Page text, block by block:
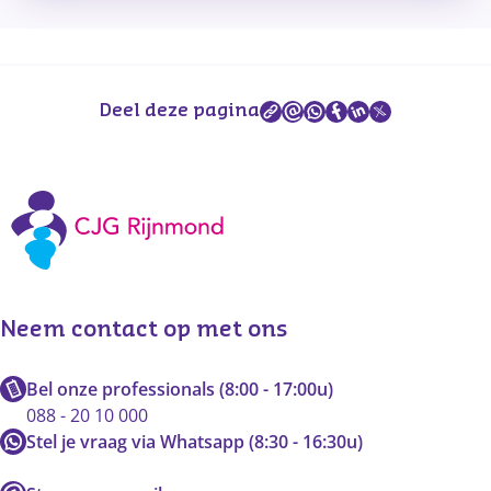
Deel deze pagina
Neem contact op met ons
Bel onze professionals (8:00 - 17:00u)
088 - 20 10 000
Stel je vraag via Whatsapp (8:30 - 16:30u)